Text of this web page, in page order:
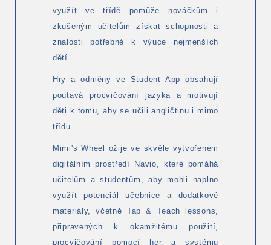
využít ve třídě pomůže nováčkům i
zkušeným učitelům získat schopnosti a
znalosti potřebné k výuce nejmenších
dětí.
Hry a odměny ve Student App obsahují
poutavá procvičování jazyka a motivují
děti k tomu, aby se učili angličtinu i mimo
třídu.
Mimi's Wheel ožije ve skvěle vytvořeném
digitálním prostředí Navio, které pomáhá
učitelům a studentům, aby mohli naplno
využít potenciál učebnice a dodatkové
materiály, včetně Tap & Teach lessons,
připravených k okamžitému použití,
procvičování pomocí her a systému